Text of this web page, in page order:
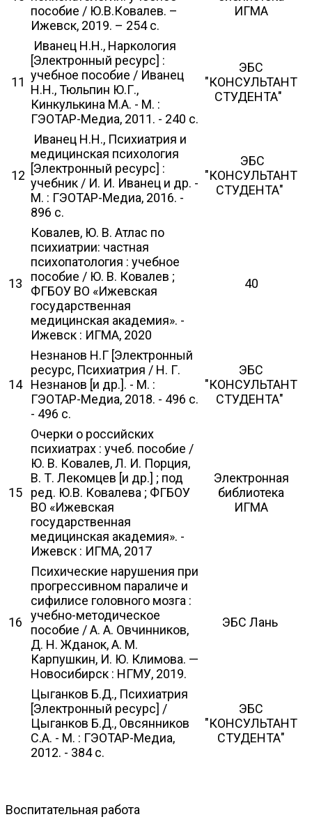
пособие / Ю.В.Ковалев. –
Ижевск, 2019. – 254 с.
ИГМА
11
Иванец Н.Н., Наркология
[Электронный ресурс] :
учебное пособие / Иванец
Н.Н., Тюльпин Ю.Г.,
Кинкулькина М.А. - М. :
ГЭОТАР-Медиа, 2011. - 240 с.
ЭБС
"КОНСУЛЬТАНТ
СТУДЕНТА"
12
Иванец Н.Н., Психиатрия и
медицинская психология
[Электронный ресурс] :
учебник / И. И. Иванец и др. -
М. : ГЭОТАР-Медиа, 2016. -
896 с.
ЭБС
"КОНСУЛЬТАНТ
СТУДЕНТА"
13
Ковалев, Ю. В. Атлас по
психиатрии: частная
психопатология : учебное
пособие / Ю. В. Ковалев ;
ФГБОУ ВО «Ижевская
государственная
медицинская академия». -
Ижевск : ИГМА, 2020
40
14
Незнанов Н.Г [Электронный
ресурс, Психиатрия / Н. Г.
Незнанов [и др.]. - М. :
ГЭОТАР-Медиа, 2018. - 496 с.
- 496 с.
ЭБС
"КОНСУЛЬТАНТ
СТУДЕНТА"
15
Очерки о российских
психиатрах : учеб. пособие /
Ю. В. Ковалев, Л. И. Порция,
В. Т. Лекомцев [и др.] ; под
ред. Ю.В. Ковалева ; ФГБОУ
ВО «Ижевская
государственная
медицинская академия». -
Ижевск : ИГМА, 2017
Электронная
библиотека
ИГМА
16
Психические нарушения при
прогрессивном параличе и
сифилисе головного мозга :
учебно-методическое
пособие / А. А. Овчинников,
Д. Н. Жданок, А. М.
Карпушкин, И. Ю. Климова. —
Новосибирск : НГМУ, 2019.
ЭБС Лань
Цыганков Б.Д., Психиатрия
[Электронный ресурс] /
Цыганков Б.Д., Овсянников
С.А. - М. : ГЭОТАР-Медиа,
2012. - 384 с.
ЭБС
"КОНСУЛЬТАНТ
СТУДЕНТА"
Воспитательная работа